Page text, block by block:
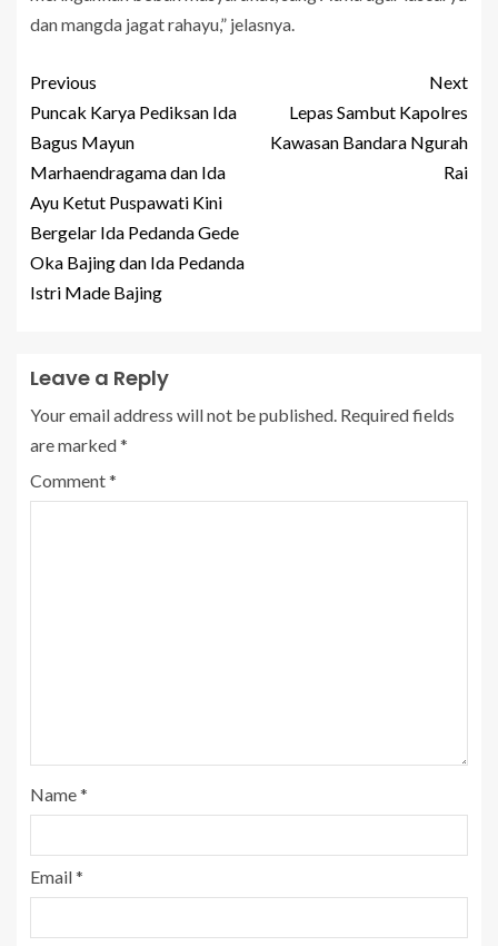
dan mangda jagat rahayu,” jelasnya.
Previous
Puncak Karya Pediksan Ida
Bagus Mayun
Marhaendragama dan Ida
Ayu Ketut Puspawati Kini
Bergelar Ida Pedanda Gede
Oka Bajing dan Ida Pedanda
Istri Made Bajing
Next
Lepas Sambut Kapolres
Kawasan Bandara Ngurah
Rai
Leave a Reply
Your email address will not be published. Required fields
are marked*
Comment*
Name*
Email*